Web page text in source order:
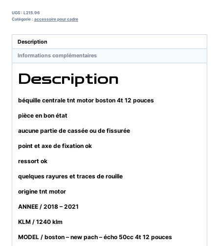
centrale
tnt
boston
4t
UGS : L215.96
Catégorie : accessoire pour cadre
Description
Informations complémentaires
Description
béquille centrale tnt motor boston 4t 12 pouces
pièce en bon état
aucune partie de cassée ou de fissurée
point et axe de fixation ok
ressort ok
quelques rayures et traces de rouille
origine tnt motor
ANNEE / 2018 – 2021
KLM / 1240 klm
MODEL / boston – new pach – écho 50cc 4t 12 pouces